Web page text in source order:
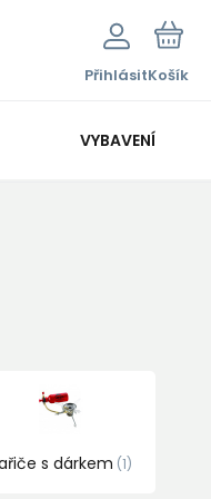
PřihlásitKošík
VYBAVENÍ
s dárkem 1